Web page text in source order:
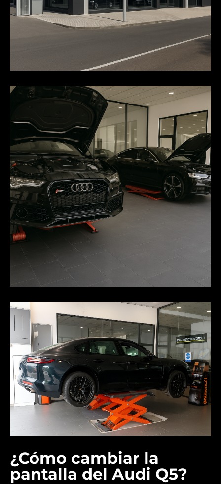
¿Cómo cambiar la
pantalla del Audi Q5?